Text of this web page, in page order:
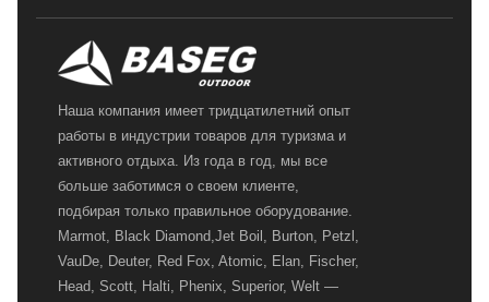
Наша компания имеет тридцатилетний опыт
работы в индустрии товаров для туризма и
активного отдыха. Из года в год, мы все
больше заботимся о своем клиенте,
подбирая только правильное оборудование.
Marmot, Black Diamond,Jet Boil, Burton, Petzl,
VauDe, Deuter, Red Fox, Atomic, Elan, Fischer,
Head, Scott, Halti, Phenix, Superior, Welt —